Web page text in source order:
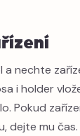
a nechte
i holder
Pokud
dejte mu čas.